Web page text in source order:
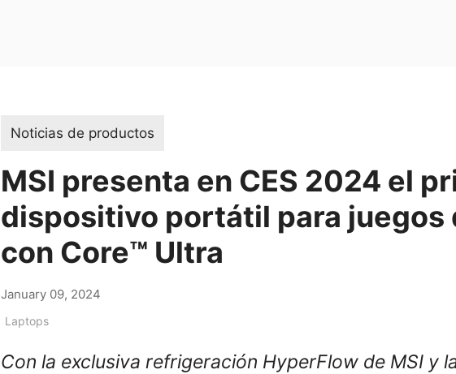
Noticias de productos
MSI presenta en CES 2024 el
dispositivo portátil para juegos
con Core™ Ultra
January 09, 2024
Laptops
Con la exclusiva refrigeración HyperFlow de MSI y